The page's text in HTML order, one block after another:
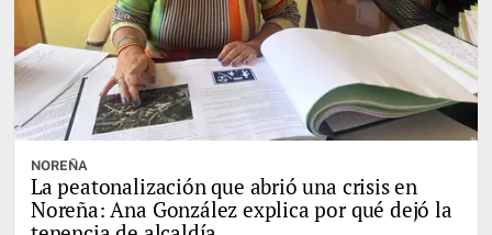
NOREÑA
La peatonalización que abrió una crisis en
Noreña: Ana González explica por qué dejó la